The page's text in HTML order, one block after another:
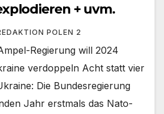
+ uvm.
POLEN 2
Regierung will 2024
verdoppeln Acht statt vier
Die Bundesregierung
Jahr erstmals das Nato-